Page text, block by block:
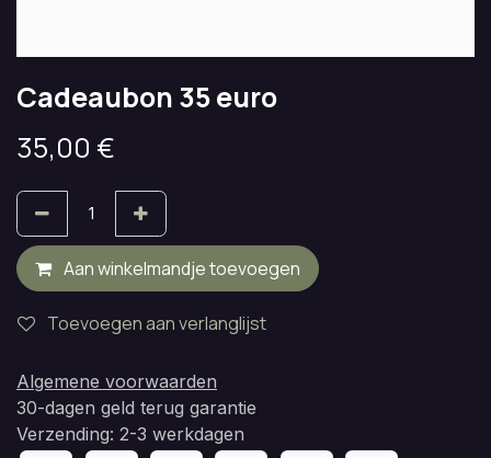
Cadeaubon 35 euro
35,00 €
Aan winkelmandje toevoegen
Toevoegen aan verlanglijst
Algemene voorwaarden
30-dagen geld terug garantie
Verzending: 2-3 werkdagen